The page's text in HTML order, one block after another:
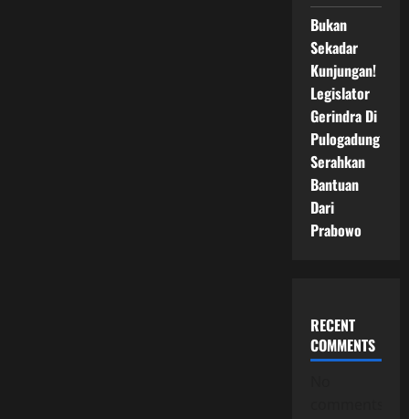
Bukan
Sekadar
Kunjungan!
Legislator
Gerindra Di
Pulogadung
Serahkan
Bantuan
Dari
Prabowo
RECENT
COMMENTS